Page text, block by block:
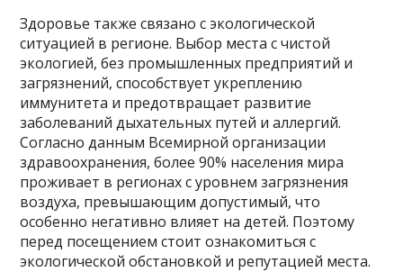
Здоровье также связано с экологической
ситуацией в регионе. Выбор места с чистой
экологией, без промышленных предприятий и
загрязнений, способствует укреплению
иммунитета и предотвращает развитие
заболеваний дыхательных путей и аллергий.
Согласно данным Всемирной организации
здравоохранения, более 90% населения мира
проживает в регионах с уровнем загрязнения
воздуха, превышающим допустимый, что
особенно негативно влияет на детей. Поэтому
перед посещением стоит ознакомиться с
экологической обстановкой и репутацией места.